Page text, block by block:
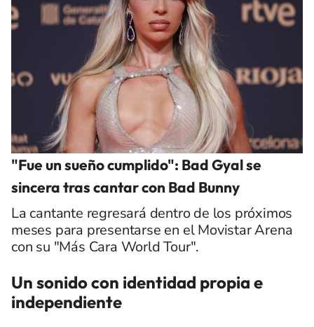
"Fue un sueño cumplido": Bad Gyal se
sincera tras cantar con Bad Bunny
La cantante regresará dentro de los próximos
meses para presentarse en el Movistar Arena
con su "Más Cara World Tour".
Un sonido con identidad propia e
independiente